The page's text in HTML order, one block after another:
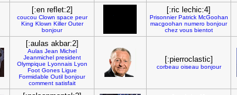
[:en reflet:2]
coucou Clown space peur
King Klown Killer Outer
bonjour
[:ric lechic:4]
Prisonnier Patrick McGoohan
macgoohan numero bonjour
chez vous bientot
[:aulas akbar:2]
Aulas Jean Michel
Jeanmichel president
Olympique Lyonnais Lyon
Foot Gones Ligue
Formidable Outil bonjour
comment satisfait
[:pierroclastic]
corbeau oiseau bonjour